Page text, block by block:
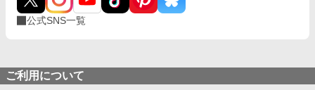
公式SNS一覧
ご利用について